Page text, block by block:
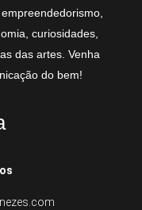
curiosidades,
das artes. Venha
do bem!